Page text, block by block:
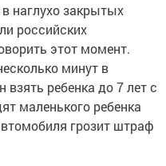
наглухо закрытых
российских
этот момент.
минут в
ребенка до 7 лет с
маленького ребенка
грозит штраф